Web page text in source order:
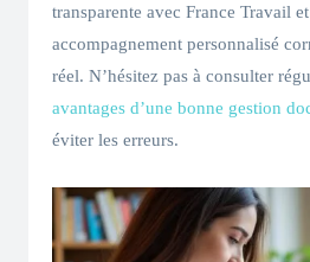
transparente avec France Travail
accompagnement personnalisé
réel. N’hésitez pas à consulter
avantages d’une bonne gestion
éviter les erreurs.